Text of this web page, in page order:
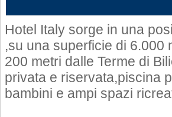
Hotel Italy sorge in una
,su una superficie di 6.000
200 metri dalle Terme di
privata e riservata,piscina
bambini e ampi spazi